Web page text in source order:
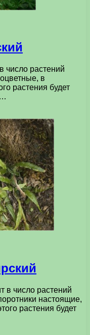
число растений
в
растения будет
в число растений
настоящие,
растения будет